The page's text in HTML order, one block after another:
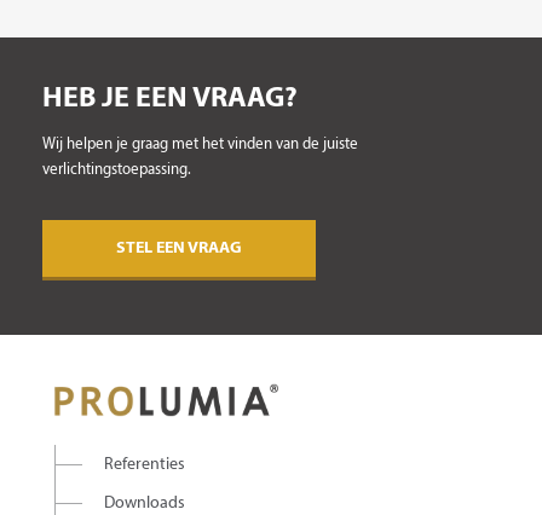
HEB JE EEN VRAAG?
Wij helpen je graag met het vinden van de juiste
verlichtingstoepassing.
STEL EEN VRAAG
Referenties
Downloads